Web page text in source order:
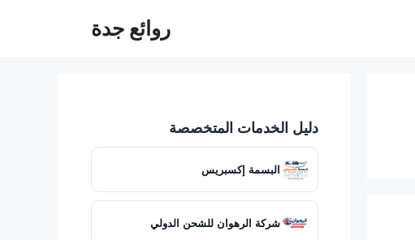
روائع جدة
دليل الخدمات المتخصصة
البسمة إكسبريس
شركة الرهوان للشحن الدولي